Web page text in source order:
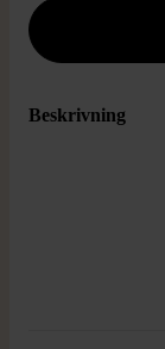
Beskrivning